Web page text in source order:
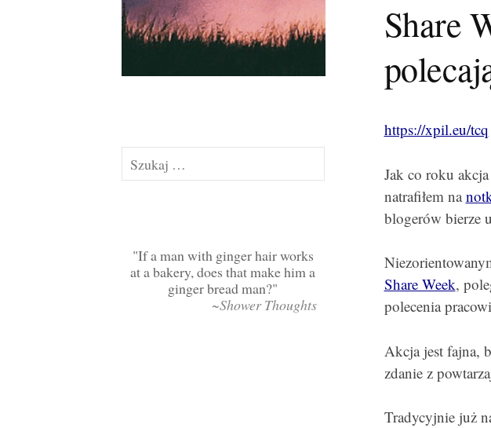
Share
https://xpil.eu/tcq
Jak co roku
natrafiłem na
blogerów bierze
Share Week,
polecenia
Akcja jest fajna,
zdanie z
Tradycyjnie już
Szukaj:
If a man with ginger hair works
at a bakery, does that make him a
ginger bread man?
~Shower Thoughts